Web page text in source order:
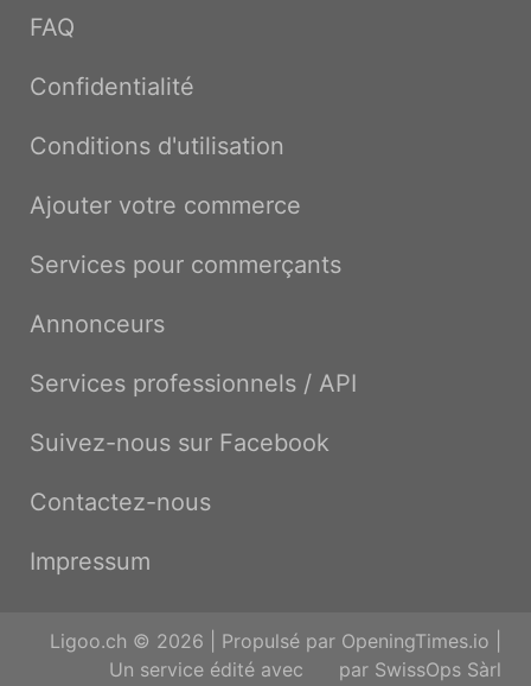
FAQ
Confidentialité
Conditions d'utilisation
Ajouter votre commerce
Services pour commerçants
Annonceurs
Services professionnels / API
Suivez-nous sur Facebook
Contactez-nous
Impressum
Ligoo.ch © 2026 | Propulsé par OpeningTimes.io
Un service édité avec
par SwissOps Sàrl